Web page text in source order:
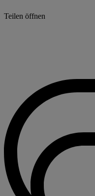
Teilen öffnen